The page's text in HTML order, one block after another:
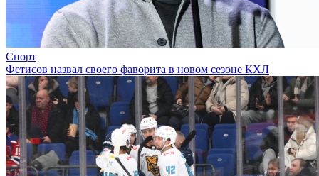
Спорт
Фетисов назвал своего фаворита в новом сезоне КХЛ